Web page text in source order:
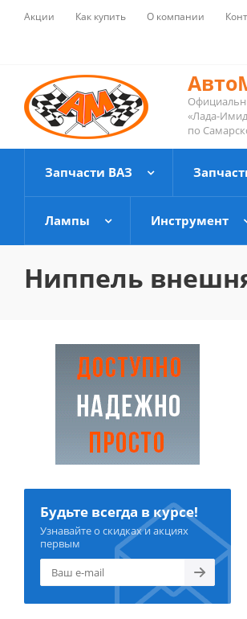
Акции Как купить О компании
«Лада-
по
Запчасти ВАЗ
Лампы Инструмент
Ниппель
Будьте всегда в курсе!
Узнавайте о скидках и акциях
первым